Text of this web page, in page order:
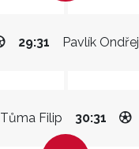
Pavlík Ondřej
29:31
Tůma Filip 30:31